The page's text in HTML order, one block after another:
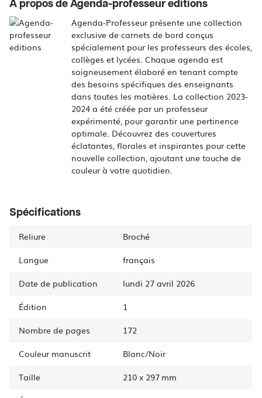
À propos de Agenda-professeur editions
Agenda-Professeur présente une collection
exclusive de carnets de bord conçus
spécialement pour les professeurs des écoles,
collèges et lycées. Chaque agenda est
soigneusement élaboré en tenant compte
des besoins spécifiques des enseignants
dans toutes les matières. La collection 2023-
2024 a été créée par un professeur
expérimenté, pour garantir une pertinence
optimale. Découvrez des couvertures
éclatantes, florales et inspirantes pour cette
nouvelle collection, ajoutant une touche de
couleur à votre quotidien.
Spécifications
Reliure
Broché
Langue
français
Date de publication
lundi 27 avril 2026
Édition
1
Nombre de pages
172
Couleur manuscrit
Blanc/Noir
Taille
210 x 297 mm